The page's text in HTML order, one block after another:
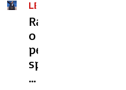
LEGIJA
OTROK
Razkritja
o
perverznem
spolnem
življenju